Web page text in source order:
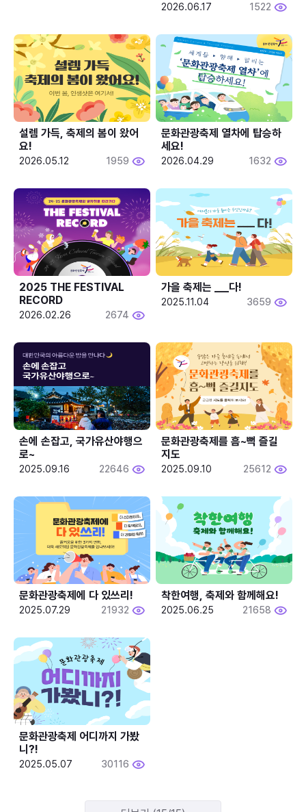
2026.06.17 1522
설렘 가득, 축제의 봄이 왔어
요!
2026.05.12 1959
문화관광축제 열차에 탑승하
세요!
2026.04.29 1632
2025 THE FESTIVAL
RECORD
2026.02.26 2674
2025.11.04 3659
손에 손잡고, 국가유산야행으
로~
2025.09.16 22646
문화관광축제를 흠~뻑 즐길
지도
2025.09.10 25612
문화관광축제에 다 있쓰리!
2025.07.29 21932
착한여행, 축제와 함께해요!
2025.06.25 21658
문화관광축제 어디까지 가봤
니?!
2025.05.07 30116